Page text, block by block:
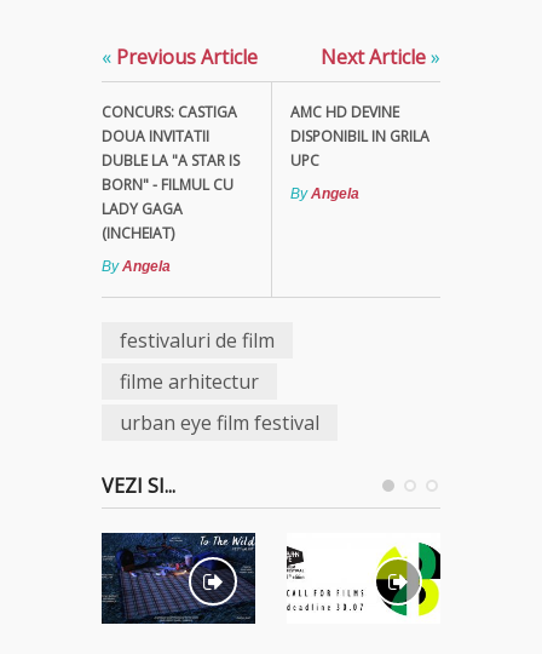
« Previous Article
CONCURS: CASTIGA
DOUA INVITATII
DUBLE LA "A STAR IS
BORN" - FILMUL CU
LADY GAGA
(INCHEIAT)
ByAngela
Next Article»
AMC HD DEVINE
DISPONIBIL IN GRILA
UPC
ByAngela
festivaluri de film
filme arhitectur
urban eye film festival
VEZI SI...